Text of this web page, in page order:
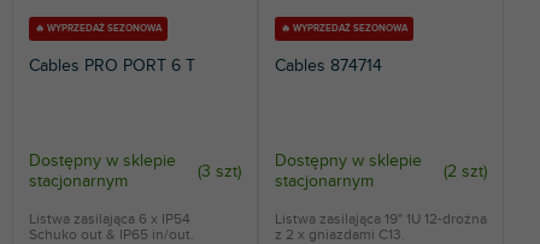
🔥 WYPRZEDAŻ SEZONOWA
Cables PRO PORT 6 T
Dostępny w sklepie
stacjonarnym
(3 szt)
Listwa zasilająca 6 x IP54
Schuko out & IP65 in/out.
🔥 WYPRZEDAŻ SEZONOWA
Cables 874714
Dostępny w sklepie
stacjonarnym
(2 szt)
Listwa zasilająca 19" 1U 12-drożna
z 2 x gniazdami C13.